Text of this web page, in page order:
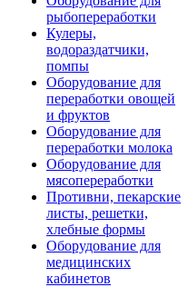
рыбопереработки
Кулеры,
водораздатчики,
помпы
Оборудование для
переработки овощей
и фруктов
Оборудование для
переработки молока
Оборудование для
мясопереработки
Противни, пекарские
листы, решетки,
хлебные формы
Оборудование для
медицинских
кабинетов